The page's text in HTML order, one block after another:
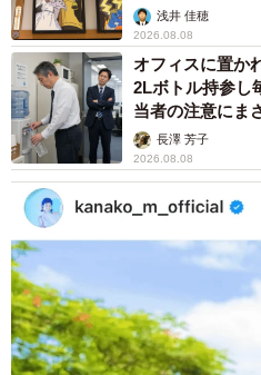
浅井 佳穂
2026.08.08
オフィスに置か
2Lボトル持参し
当者の注意にま
説】長澤 芳子
2026.08.08